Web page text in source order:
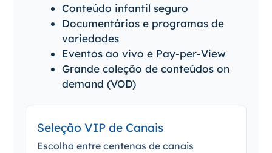
Conteúdo infantil seguro
Documentários e programas de
variedades
Eventos ao vivo e Pay-per-View
Grande coleção de conteúdos on
demand (VOD)
Seleção VIP de Canais
Escolha entre centenas de canais